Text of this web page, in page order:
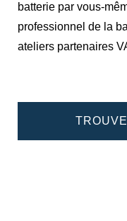
batterie par vous-
professionnel de la
ateliers partenaires